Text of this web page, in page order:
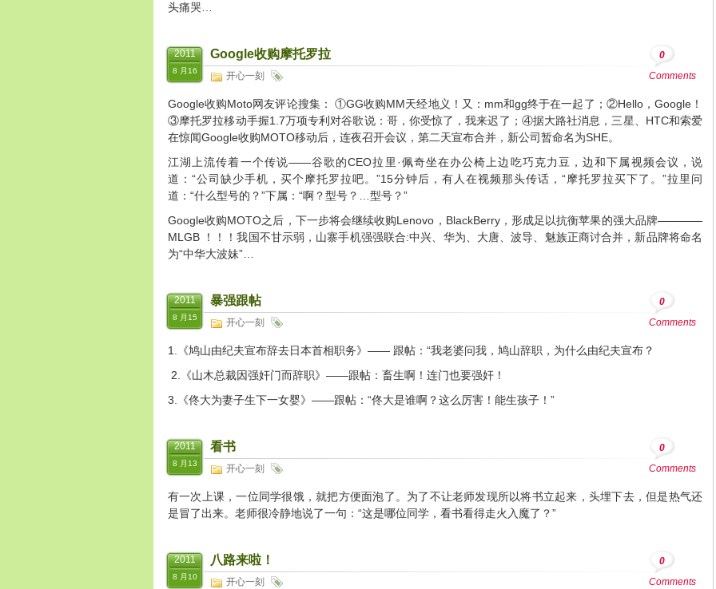
头痛哭…
2011
8 月16
Google收购摩托罗拉
开心一刻
0
Comments
Google收购Moto网友评论搜集： ①GG收购MM天经地义！又：mm和gg终于在一起了；②Hello，Google！
③摩托罗拉移动手握1.7万项专利对谷歌说：哥，你受惊了，我来迟了；④据大路社消息，三星、HTC和索爱
在惊闻Google收购MOTO移动后，连夜召开会议，第二天宣布合并，新公司暂命名为SHE。
江湖上流传着一个传说——谷歌的CEO拉里·佩奇坐在办公椅上边吃巧克力豆，边和下属视频会议，说
道：“公司缺少手机，买个摩托罗拉吧。”15分钟后，有人在视频那头传话，“摩托罗拉买下了。”拉里问
道：“什么型号的？”下属：“啊？型号？…型号？”
Google收购MOTO之后，下一步将会继续收购Lenovo，BlackBerry，形成足以抗衡苹果的强大品牌————
MLGB ！！！我国不甘示弱，山寨手机强强联合:中兴、华为、大唐、波导、魅族正商讨合并，新品牌将命名
为“中华大波妹”…
2011
8 月15
暴强跟帖
开心一刻
0
Comments
1.《鸠山由纪夫宣布辞去日本首相职务》—— 跟帖：“我老婆问我，鸠山辞职，为什么由纪夫宣布？
2.《山木总裁因强奸门而辞职》——跟帖：畜生啊！连门也要强奸！
3.《佟大为妻子生下一女婴》——跟帖：“佟大是谁啊？这么厉害！能生孩子！”
2011
8 月13
看书
开心一刻
0
Comments
有一次上课，一位同学很饿，就把方便面泡了。为了不让老师发现所以将书立起来，头埋下去，但是热气还
是冒了出来。老师很冷静地说了一句：“这是哪位同学，看书看得走火入魔了？”
2011
8 月10
八路来啦！
开心一刻
0
Comments